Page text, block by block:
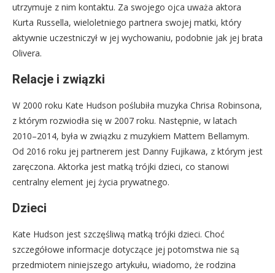
utrzymuje z nim kontaktu. Za swojego ojca uważa aktora
Kurta Russella, wieloletniego partnera swojej matki, który
aktywnie uczestniczył w jej wychowaniu, podobnie jak jej brata
Olivera.
Relacje i związki
W 2000 roku Kate Hudson poślubiła muzyka Chrisa Robinsona,
z którym rozwiodła się w 2007 roku. Następnie, w latach
2010–2014, była w związku z muzykiem Mattem Bellamym.
Od 2016 roku jej partnerem jest Danny Fujikawa, z którym jest
zaręczona. Aktorka jest matką trójki dzieci, co stanowi
centralny element jej życia prywatnego.
Dzieci
Kate Hudson jest szczęśliwą matką trójki dzieci. Choć
szczegółowe informacje dotyczące jej potomstwa nie są
przedmiotem niniejszego artykułu, wiadomo, że rodzina